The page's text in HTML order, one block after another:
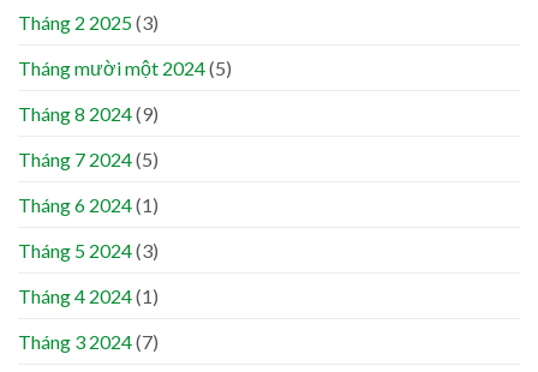
Tháng 2 2025(3)
Tháng mười một 2024(5)
Tháng 8 2024(9)
Tháng 7 2024(5)
Tháng 6 2024(1)
Tháng 5 2024(3)
Tháng 4 2024(1)
Tháng 3 2024(7)